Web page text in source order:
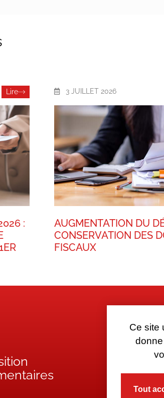
Lire
:
3 JUILLET 2026
AUGMENTATION DU
CONSERVATION DES
FISCAUX
Ce site
Tout